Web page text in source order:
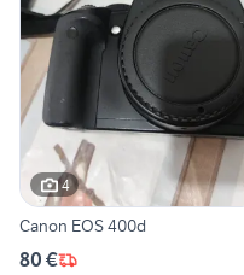
4
Canon EOS 400d
80 €